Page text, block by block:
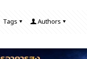
Tags Authors